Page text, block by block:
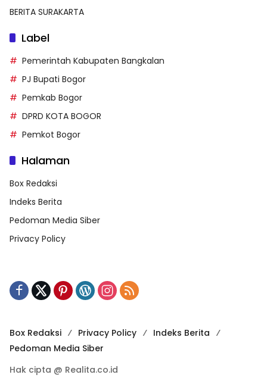
BERITA SURAKARTA
Label
Pemerintah Kabupaten Bangkalan
PJ Bupati Bogor
Pemkab Bogor
DPRD KOTA BOGOR
Pemkot Bogor
Halaman
Box Redaksi
Indeks Berita
Pedoman Media Siber
Privacy Policy
Box Redaksi Privacy Policy
Indeks Berita
Pedoman Media Siber
Hak cipta @ Realita.co.id